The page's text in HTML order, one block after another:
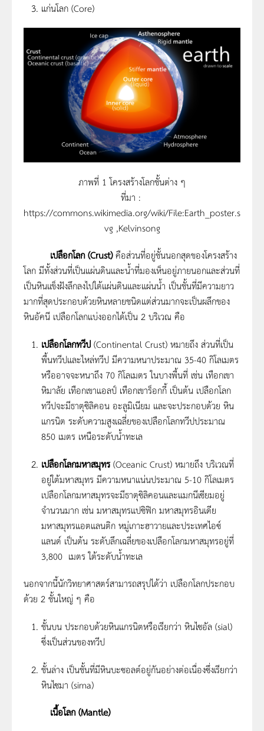
แก่นโลก (Core)
ภาพที่ 1 โครงสร้างโลกชั้นต่าง ๆ
ที่มา :
https://commons.wikimedia.org/wiki/File:Earth_poster.s
vg ,Kelvinsong
เปลือกโลก (Crust)คือส่วนที่อยู่ชั้นนอกสุดของโครงสร้าง
โลก มีทั้งส่วนที่เป็นแผ่นดินและน้ำที่มองเห็นอยู่ภายนอกและส่วนที่
เป็นหินแข็งฝังลึกลงไปใต้แผ่นดินและแผ่นน้ำ เป็นชั้นที่มีความยาว
มากที่สุดประกอบด้วยหินหลายชนิดแต่ส่วนมากจะเป็นผลึกของ
หินอัคนี เปลือกโลกแบ่งออกได้เป็น 2 บริเวณ คือ
เปลือกโลกทวีป (Continental Crust) หมายถึง ส่วนที่เป็น
พื้นทวีปและไหล่ทวีป มีความหนาประมาณ 35-40 กิโลเมตร
หรืออาจจะหนาถึง 70 กิโลเมตร ในบางพื้นที่ เช่น เทือกเขา
หิมาลัย เทือกเขาแอลป์ เทือกเขาร็อกกี้ เป็นต้น เปลือกโลก
ทวีปจะมีธาตุซิลิคอน อะลูมิเนียม และจะประกอบด้วย หิน
แกรนิต ระดับความสูงเฉลี่ยของเปลือกโลกทวีปประมาณ
850 เมตร เหนือระดับน้ำทะเล
เปลือกโลกมหาสมุทร(Oceanic Crust) หมายถึง บริเวณที่
อยู่ใต้มหาสมุทร มีความหนาแน่นประมาณ 5-10 กิโลเมตร
เปลือกโลกมหาสมุทรจะมีธาตุซิลิคอนและแมกนีเซียมอยู่
จำนวนมาก เช่น มหาสมุทรแปซิฟิก มหาสมุทรอินเดีย
มหาสมุทรแอตแลนติก หมู่เกาะฮาวายและประเทศไอซ์
แลนด์ เป็นต้น ระดับลึกเฉลี่ยของเปลือกโลกมหาสมุทรอยู่ที่
3,800 เมตร ใต้ระดับน้ำทะเล
นอกจากนี้นักวิทยาศาสตร์สามารถสรุปได้ว่า เปลือกโลกประกอบ
ด้วย 2 ชั้นใหญ่ ๆ คือ
ชั้นบน ประกอบด้วยหินแกรนิตหรือเรียกว่า หินไซอัล (sial)
ซึ่งเป็นส่วนของทวีป
ชั้นล่าง เป็นชั้นที่มีหินบะซอลต์อยู่กันอย่างต่อเนื่องซึ่งเรียกว่า
หินไซมา (sima)
เนื้อโลก(Mantle)